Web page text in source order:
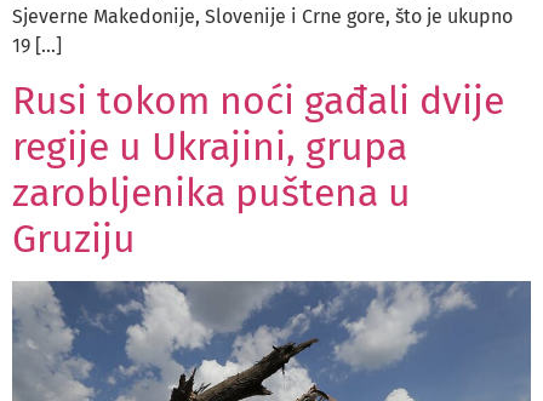
Sjeverne Makedonije, Slovenije i Crne gore, što je ukupno
19 […]
Rusi tokom noći gađali dvije
regije u Ukrajini, grupa
zarobljenika puštena u
Gruziju